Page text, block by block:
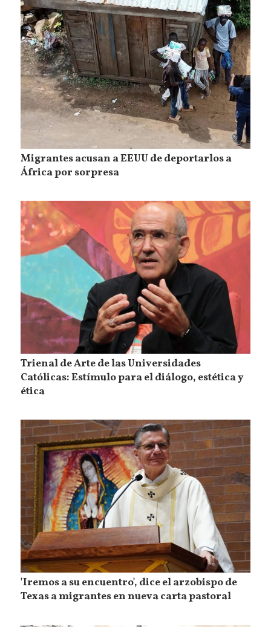
Migrantes acusan a EEUU de deportarlos a
África por sorpresa
Trienal de Arte de las Universidades
Católicas: Estímulo para el diálogo, estética y
ética
'Iremos a su encuentro', dice el arzobispo de
Texas a migrantes en nueva carta pastoral